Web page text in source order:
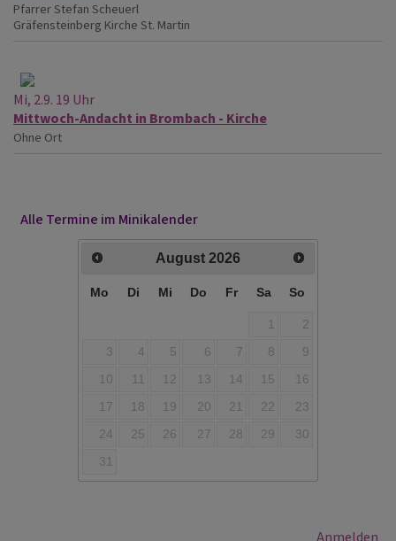
Pfarrer Stefan Scheuerl
Gräfensteinberg Kirche St. Martin
Mi, 2.9. 19 Uhr
Mittwoch-Andacht in Brombach - Kirche
Ohne Ort
Alle Termine im Minikalender
August 2026
Mo Di Mi Do Fr Sa So
1
2
3
4 5 6 7 8
9
10
11 12 13 14 15
16
17
18 19 20 21 22
23
24
25 26 27 28 29
30
31
Anmelden